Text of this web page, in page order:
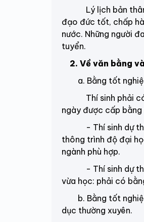
Lý lịch bản thân
đạo đức tốt, chấp
nước. Những người
tuyển.
2. Về văn bằng
a. Bằng tốt
Thí sinh phải có
ngày được cấp
- Thí sinh dự thi
thông trình độ đại
ngành phù hợp.
- Thí sinh dự thi
vừa học: phải có
b. Bằng tốt
dục thường xuyên.